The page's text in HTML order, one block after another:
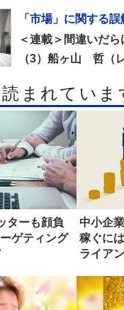
「市場」に関する誤
＜連載＞間違いだ
（3）船ヶ山 哲（
まれていま
ターも顔負
ゲティング
中小企
稼ぐに
ライア